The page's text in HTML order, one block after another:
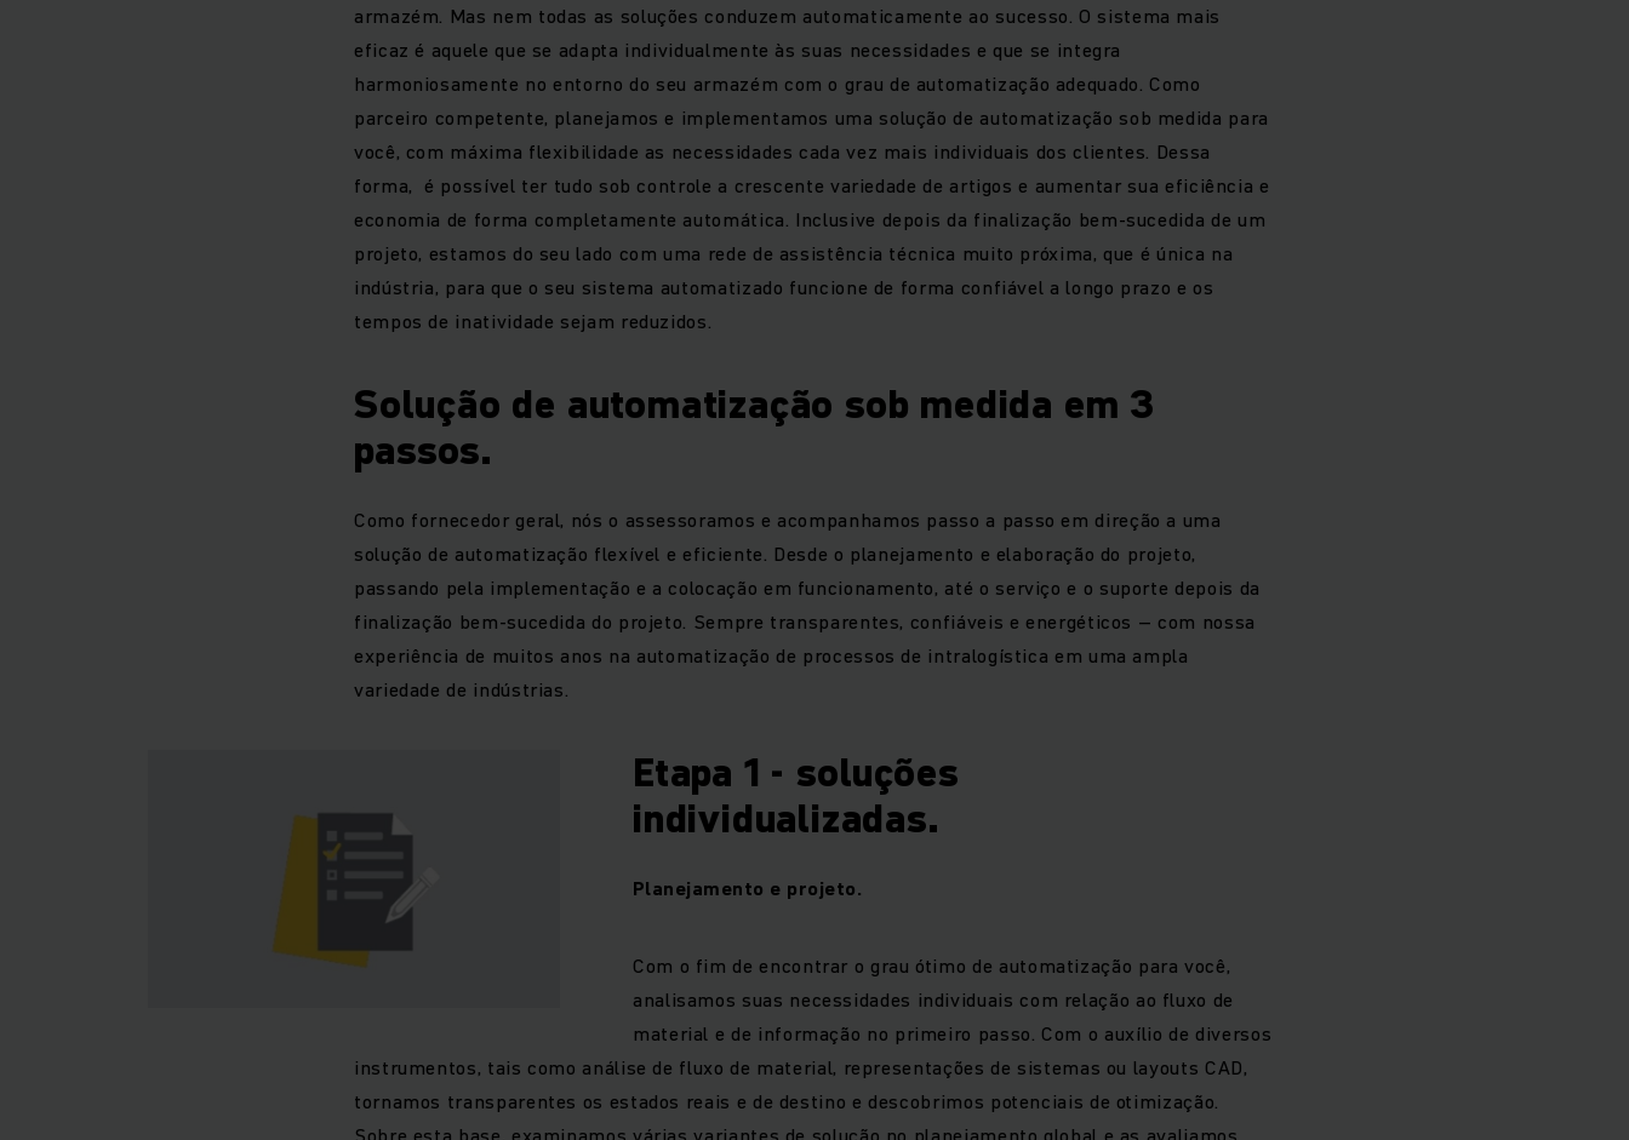
armazém. Mas nem todas as soluções conduzem automaticamente ao sucesso. O sistema mais
eficaz é aquele que se adapta individualmente às suas necessidades e que se integra
harmoniosamente no entorno do seu armazém com o grau de automatização adequado. Como
parceiro competente, planejamos e implementamos uma solução de automatização sob medida para
você, com máxima flexibilidade as necessidades cada vez mais individuais dos clientes. Dessa
forma, é possível ter tudo sob controle a crescente variedade de artigos e aumentar sua eficiência e
economia de forma completamente automática. Inclusive depois da finalização bem-sucedida de um
projeto, estamos do seu lado com uma rede de assistência técnica muito próxima, que é única na
indústria, para que o seu sistema automatizado funcione de forma confiável a longo prazo e os
tempos de inatividade sejam reduzidos.
Solução de automatização sob medida em 3
passos.
Como fornecedor geral, nós o assessoramos e acompanhamos passo a passo em direção a uma
solução de automatização flexível e eficiente. Desde o planejamento e elaboração do projeto,
passando pela implementação e a colocação em funcionamento, até o serviço e o suporte depois da
finalização bem-sucedida do projeto. Sempre transparentes, confiáveis e energéticos – com nossa
experiência de muitos anos na automatização de processos de intralogística em uma ampla
variedade de indústrias.
Etapa 1 - soluções
individualizadas.
Planejamento e projeto.
Com o fim de encontrar o grau ótimo de automatização para você,
analisamos suas necessidades individuais com relação ao fluxo de
material e de informação no primeiro passo. Com o auxílio de diversos
instrumentos, tais como análise de fluxo de material, representações de sistemas ou layouts CAD,
tornamos transparentes os estados reais e de destino e descobrimos potenciais de otimização.